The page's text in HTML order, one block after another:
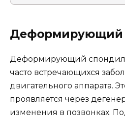
Деформирующий
Деформирующий
часто встречающихся
двигательного аппарата.
проявляется через
изменения в позвонках.